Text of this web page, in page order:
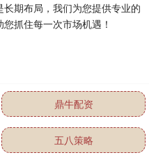
期布局，我们为您提供专业的
抓住每一次市场机遇！
鼎牛配资
五八策略